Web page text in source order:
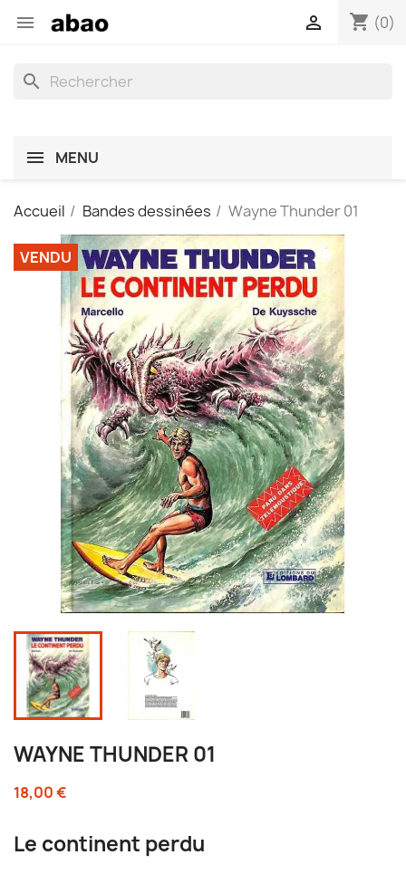
 shopping_cart (0)

search
MENU
Accueil Bandes dessinées Wayne Thunder 01
VENDU
WAYNE THUNDER 01
18,00 €
Le continent perdu